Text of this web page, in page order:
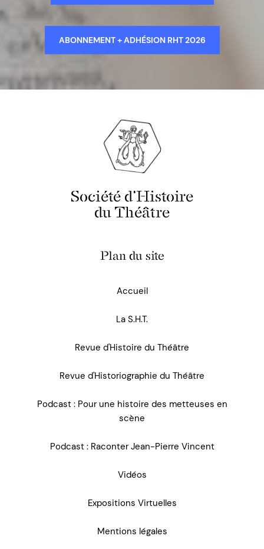
ABONNEMENT + ADHÉSION RHT 2026
Société d'Histoire
du Théâtre
Plan du site
Accueil
La S.H.T.
Revue d'Histoire du Théâtre
Revue d'Historiographie du Théâtre
Podcast : Pour une histoire des metteuses en
scène
Podcast : Raconter Jean-Pierre Vincent
Vidéos
Expositions Virtuelles
Mentions légales